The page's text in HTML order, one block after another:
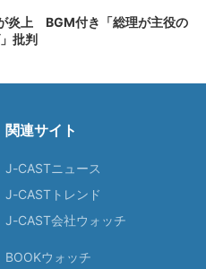
炎上 BGM付き「総理が主役の
批判
関連サイト
J-CASTニュース
J-CASTトレンド
J-CAST会社ウォッチ
BOOKウォッチ